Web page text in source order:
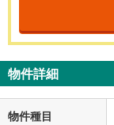
物件詳細
物件種目